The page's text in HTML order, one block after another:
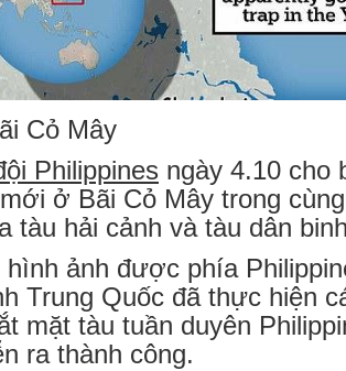
Cỏ Mây
Philippines ngày 4.10 cho
ở Bãi Cỏ Mây trong
tàu hải cảnh và tàu dân
hình ảnh được phía
Trung Quốc đã thực hiện
mặt tàu tuần duyên
ra thành công.